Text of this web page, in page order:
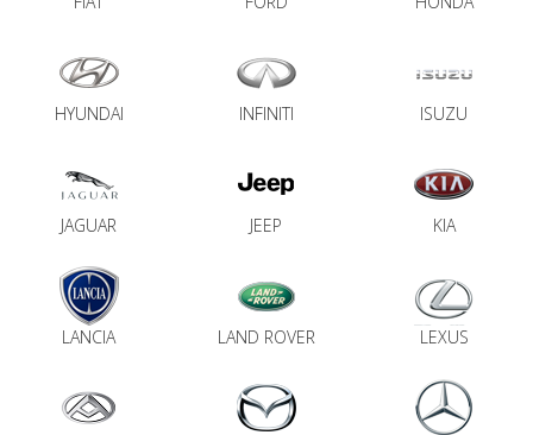
Przyczepy
Kontakt
HYUNDAI INFINITI ISUZU
JAGUAR JEEP KIA
LANCIA LAND ROVER LEXUS